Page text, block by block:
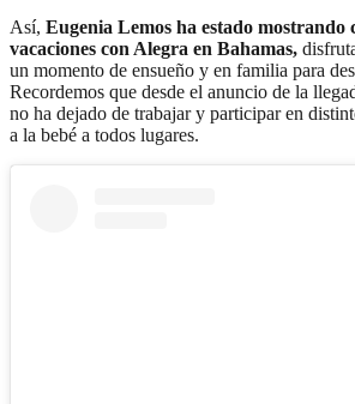
Así, Eugenia Lemos ha estado mostrando
vacaciones con Alegra en Bahamas,
un momento de ensueño y en familia para
Recordemos que desde el anuncio de la
no ha dejado de trabajar y participar en
a la bebé a todos lugares.